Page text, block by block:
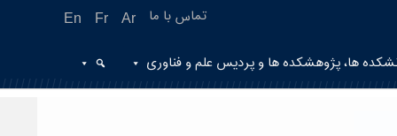
En Fr Ar تماس با ما
ها، پژوهشکده ها و پردیس علم و فناوری